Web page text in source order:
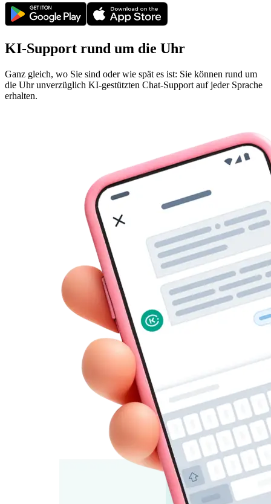
KI-Support rund um die Uhr
Ganz gleich, wo Sie sind oder wie spät es ist: Sie können rund um
die Uhr unverzüglich KI-gestützten Chat-Support auf jeder Sprache
erhalten.